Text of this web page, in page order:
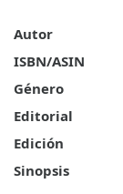
Autor
ISBN/ASIN
Género
Editorial
Edición
Sinopsis